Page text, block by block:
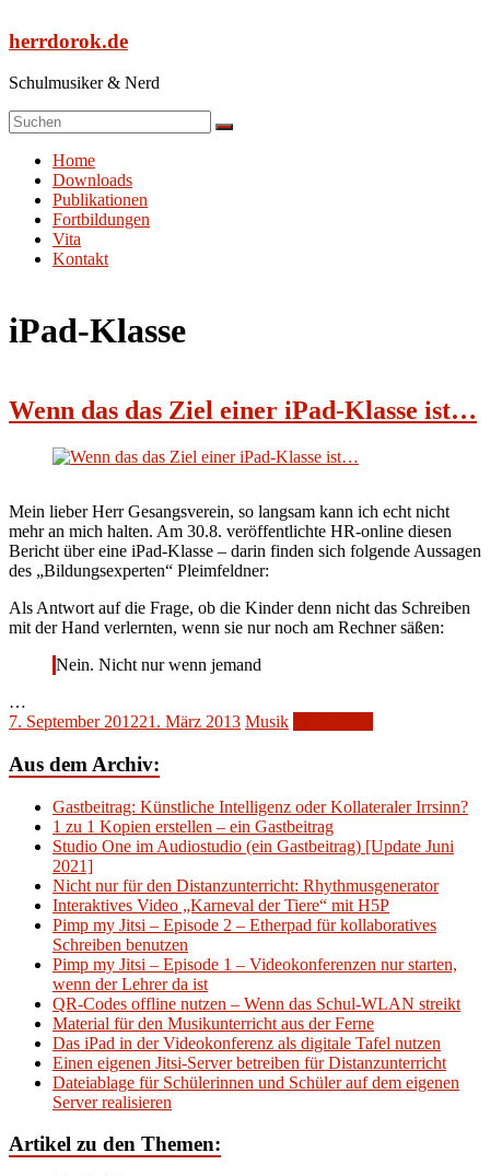
Inhalt
springen
herrdorok.de
Schulmusiker & Nerd
Menü
Home
Downloads
Publikationen
Fortbildungen
Vita
Kontakt
iPad-Klasse
Wenn das das Ziel einer iPad-Klasse ist…
Mein lieber Herr Gesangsverein, so langsam kann ich echt nicht
mehr an mich halten. Am 30.8. veröffentlichte HR-online diesen
Bericht über eine iPad-Klasse – darin finden sich folgende Aussagen
des „Bildungsexperten“ Pleimfeldner:
Als Antwort auf die Frage, ob die Kinder denn nicht das Schreiben
mit der Hand verlernten, wenn sie nur noch am Rechner säßen:
Nein. Nicht nur wenn jemand
…
7. September 201221. März 2013 Musik
Aus dem Archiv:
Gastbeitrag: Künstliche Intelligenz oder Kollateraler Irrsinn?
1 zu 1 Kopien erstellen – ein Gastbeitrag
Studio One im Audiostudio (ein Gastbeitrag) [Update Juni
2021]
Nicht nur für den Distanzunterricht: Rhythmusgenerator
Interaktives Video „Karneval der Tiere“ mit H5P
Pimp my Jitsi – Episode 2 – Etherpad für kollaboratives
Schreiben benutzen
Pimp my Jitsi – Episode 1 – Videokonferenzen nur starten,
wenn der Lehrer da ist
QR-Codes offline nutzen – Wenn das Schul-WLAN streikt
Material für den Musikunterricht aus der Ferne
Das iPad in der Videokonferenz als digitale Tafel nutzen
Einen eigenen Jitsi-Server betreiben für Distanzunterricht
Dateiablage für Schülerinnen und Schüler auf dem eigenen
Server realisieren
Artikel zu den Themen: